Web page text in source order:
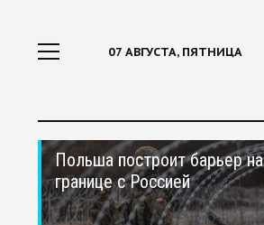
07 АВГУСТА, ПЯТНИЦА
Польша построит барьер на
границе с Россией